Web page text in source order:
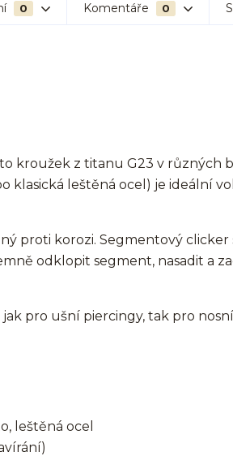
0 Komentáře 0
kroužek z titanu G23 v různých
klasická leštěná ocel) je ideální
proti korozi. Segmentový clicker
odklopit segment, nasadit a
pro ušní piercingy, tak pro
leštěná ocel